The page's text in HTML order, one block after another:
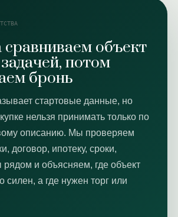
объект
потом
бронь
стартовые данные, но
нельзя принимать только по
описанию. Мы проверяем
договор, ипотеку, сроки,
рядом и объясняем, где объект
силен, а где нужен торг или